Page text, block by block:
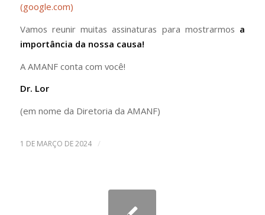
(google.com)
Vamos reunir muitas assinaturas para mostrarmos a
importância da nossa causa!
A AMANF conta com você!
Dr. Lor
(em nome da Diretoria da AMANF)
1 DE MARÇO DE 2024 /